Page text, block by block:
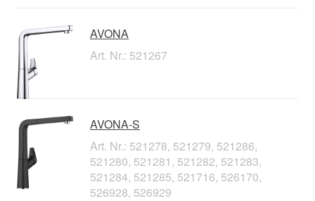
AVONA
Art. Nr.: 521267
AVONA-S
Art. Nr.: 521278, 521279, 521286,
521280, 521281, 521282, 521283,
521284, 521285, 521716, 526170,
526928, 526929